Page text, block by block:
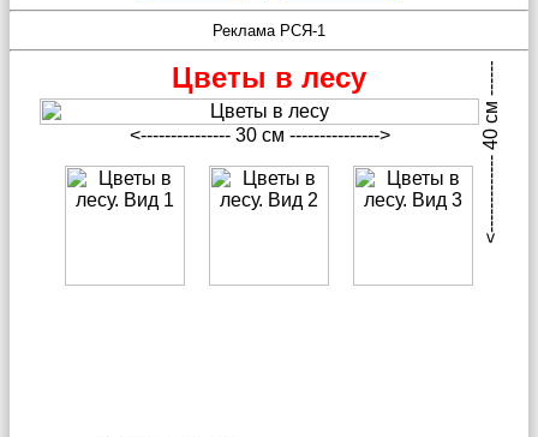
Реклама РСЯ-1
Цветы в лесу
<--------------- 30 см ---------------> <------------- 40 см -------------->